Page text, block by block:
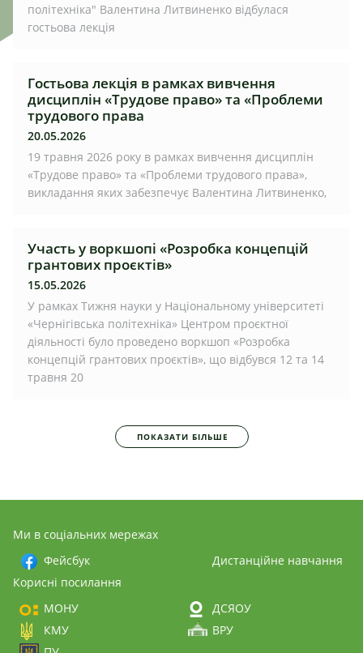
політехніка" Валентина Литвиненко відбулася
гостьова лекція
Гостьова лекція в рамках вивчення
дисциплін «Трудове право» та «Проблеми
трудового права
20.05.2026
19 травня 2026 року в рамках вивчення дисциплін
«Трудове право» та «Проблеми трудового права»,
викладання яких забезпечує Валентина Литвиненко,
Участь у воркшопі «Розробка концепцій
грантових проєктів»
15.05.2026
У рамках Тижня науки у Національному університеті
«Чернігівська політехніка» Центром проєктної
діяльності було проведено воркшоп «Розробка
концепцій грантових проєктів», що відбувся 12 та 14
травня 20
ПОКАЗАТИ БІЛЬШЕ
Ми в соціальних мережах
Фейсбук
Дистанційне навчання
Корисні посилання
МОНУ
ДСЯОУ
КМУ
ВРУ